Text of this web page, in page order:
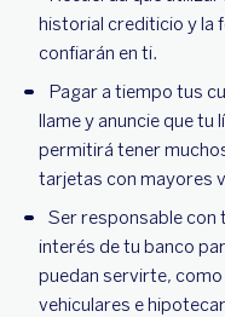
historial crediticio y la
confiarán en ti.
Pagar a tiempo tus
llame y anuncie que tu
permitirá tener
tarjetas con mayores
Ser responsable con
interés de tu banco
puedan servirte,
vehiculares e